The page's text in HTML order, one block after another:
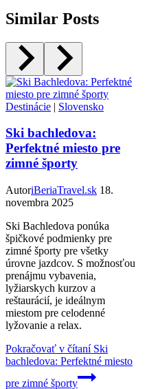
Similar Posts
Destinácie | Slovensko
Ski bachledova:
Perfektné miesto pre
zimné športy
AutoriBeriaTravel.sk 18.
novembra 2025
Ski Bachledova ponúka
špičkové podmienky pre
zimné športy pre všetky
úrovne jazdcov. S možnosťou
prenájmu vybavenia,
lyžiarskych kurzov a
reštaurácií, je ideálnym
miestom pre celodenné
lyžovanie a relax.
Pokračovať v čítaníSki
bachledova: Perfektné miesto
pre zimné športy